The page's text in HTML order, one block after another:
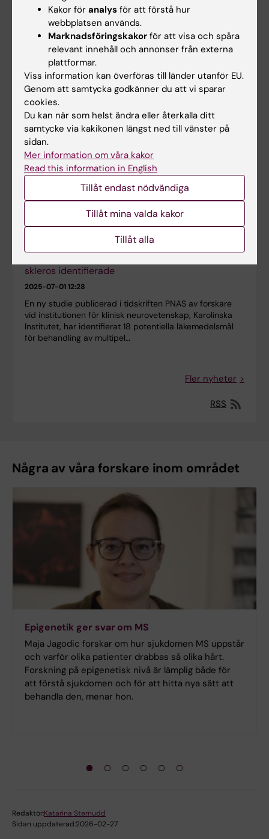
den hanterar inflammation
2025-11-05 17:00
Forskare vid Karolinska Institutet och Yale University har
skapat en flerdimensionell, molekylär karta över hur
hjärnan utvecklas efter födseln hos möss och hur den
reagerar på inflammation. Studien,…
Nya potentiella läkemedelsmål för multipel
skleros identifierade
2025-07-01 12:28
En ny studie publicerad i tidskriften PNAS av forskare
vid institutionen för klinisk neurovetenskap, Karolinska
Institutet, har identifierat 18 potentiella läkemedelsmål
för behandling av multipel…
Fler nyheter
RSS
Några av våra forskare inom området
Epigenetik ger svar om MS
Maja Jagodic forskar om hur sjukdomen MS uppstår
och varför olika patienter drabbas så olika hårt.
Forskning på epigenetisk nivå är lämplig både för
att förstå sjukdomen och för att hitta nya sätt att
behandla den, menar hon.
Redaktör:Katarina Sternudd
Sidan uppdaterad:2026-02-27
Kakor för analys för att förstå hur
webbplatsen används.
Marknadsföringskakor för att visa och spåra
relevant innehåll och annonser från externa
plattformar.
Viss information kan överföras till länder utanför EU.
Genom att samtycka godkänner du att vi sparar
cookies.
Du kan när som helst ändra eller återkalla ditt
samtycke via kakikonen längst ned till vänster på
sidan.
Mer information om våra kakor
Read this information in English
Tillåt endast nödvändiga
Tillåt mina valda kakor
Tillåt alla